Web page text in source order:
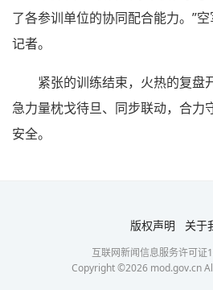
了各参训单位的协同配合能力。”
记者。
紧张的训练结束，火热的复盘
急力量枕戈待旦、同步联动，合力
安全。
版权声明 关于
互联网新闻信息服务许可证
Copyright ©2026mod.gov.cn